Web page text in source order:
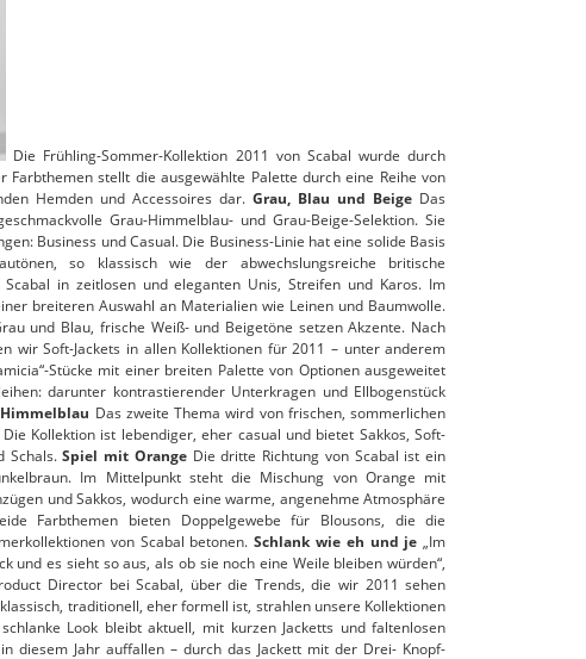
Die Frühling-Sommer-Kollektion 2011 von Scabal wurde durch
Farbthemen stellt die ausgewählte Palette durch eine Reihe von
Hemden und Accessoires dar.Grau, Blau und Beige Das
Grau-Himmelblau- und Grau-Beige-Selektion. Sie
Business und Casual. Die Business-Linie hat eine solide Basis
so klassisch wie der abwechslungsreiche britische
in zeitlosen und eleganten Unis, Streifen und Karos. Im
breiteren Auswahl an Materialien wie Leinen und Baumwolle.
und Blau, frische Weiß- und Beigetöne setzen Akzente. Nach
wir Soft-Jackets in allen Kollektionen für 2011 – unter anderem
Stücke mit einer breiten Palette von Optionen ausgeweitet
darunter kontrastierender Unterkragen und Ellbogenstück
Das zweite Thema wird von frischen, sommerlichen
Kollektion ist lebendiger, eher casual und bietet Sakkos, Soft-
Schals.Spiel mit OrangeDie dritte Richtung von Scabal ist ein
Im Mittelpunkt steht die Mischung von Orange mit
und Sakkos, wodurch eine warme, angenehme Atmosphäre
Farbthemen bieten Doppelgewebe für Blousons, die die
von Scabal betonen.Schlank wie eh und je „Im
und es sieht so aus, als ob sie noch eine Weile bleiben würden“,
Director bei Scabal, über die Trends, die wir 2011 sehen
traditionell, eher formell ist, strahlen unsere Kollektionen
Look bleibt aktuell, mit kurzen Jacketts und faltenlosen
diesem Jahr auffallen – durch das Jackett mit der Drei- Knopf-